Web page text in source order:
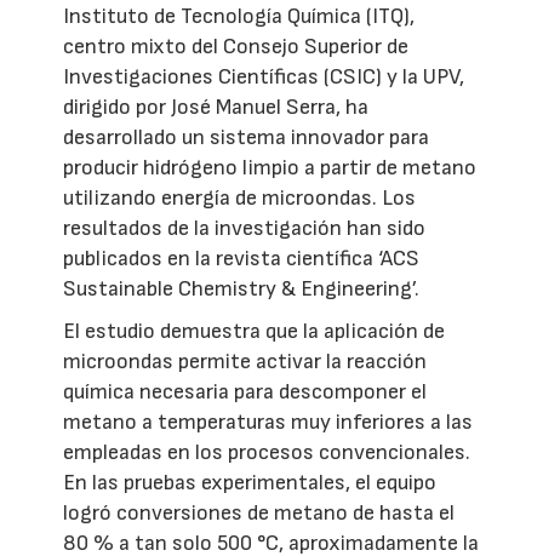
Instituto de Tecnología Química (ITQ),
centro mixto del Consejo Superior de
Investigaciones Científicas (CSIC) y la UPV,
dirigido por José Manuel Serra, ha
desarrollado un sistema innovador para
producir hidrógeno limpio a partir de metano
utilizando energía de microondas. Los
resultados de la investigación han sido
publicados en la revista científica ‘ACS
Sustainable Chemistry & Engineering’.
El estudio demuestra que la aplicación de
microondas permite activar la reacción
química necesaria para descomponer el
metano a temperaturas muy inferiores a las
empleadas en los procesos convencionales.
En las pruebas experimentales, el equipo
logró conversiones de metano de hasta el
80 % a tan solo 500 °C, aproximadamente la